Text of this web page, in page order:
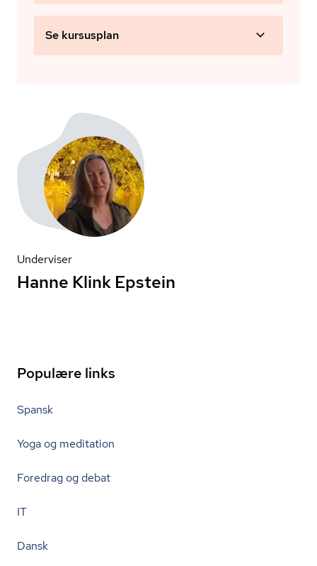
Se kursusplan
Underviser
Hanne Klink Epstein
Populære links
Spansk
Yoga og meditation
Foredrag og debat
IT
Dansk